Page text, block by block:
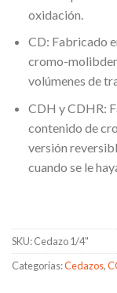
oxidación.
CD: Fabricado
cromo-
volúmenes de
CDH y CDHR:
contenido de
versión
cuando se le
SKU:Cedazo 1/4"
Categorías:Cedazos,